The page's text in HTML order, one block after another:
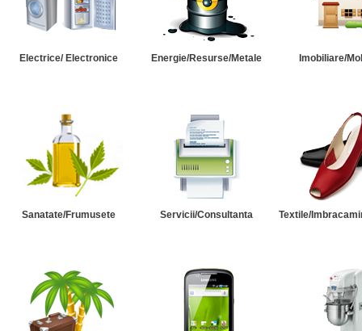
Electrice/ Electronice Energie/Resurse/Metale Imobiliare/
Sanatate/Frumusete Servicii/Consultanta Textile/